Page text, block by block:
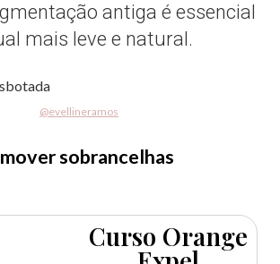
antiga é essencial
mais leve e natural.
@evellineramos
sobrancelhas
Curso Orange